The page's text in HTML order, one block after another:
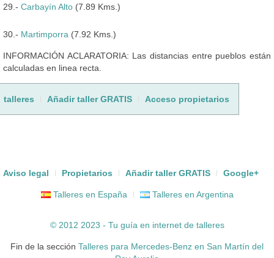
29.- Carbayín Alto (7.89 Kms.)
30.- Martimporra (7.92 Kms.)
INFORMACIÓN ACLARATORIA: Las distancias entre pueblos están
calculadas en linea recta.
talleres Añadir taller GRATIS Acceso propietarios
Aviso legal Propietarios Añadir taller GRATIS Google+
Talleres en España Talleres en Argentina
© 2012 2023 - Tu guía en internet de talleres
Fin de la sección Talleres para Mercedes-Benz en San Martín del